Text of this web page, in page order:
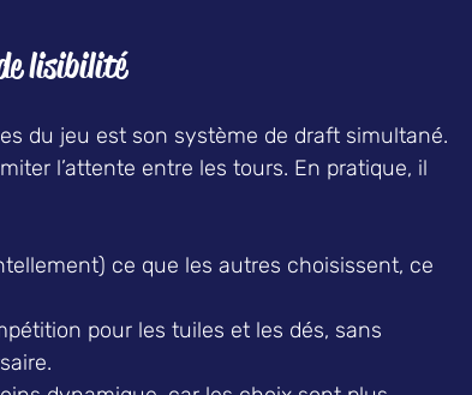
lisibilité
du jeu est son système de draft simultané.
l’attente entre les tours. En pratique, il
ce que les autres choisissent, ce
pour les tuiles et les dés, sans